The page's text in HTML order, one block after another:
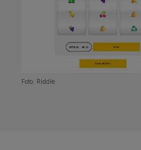
Foto: Riddle